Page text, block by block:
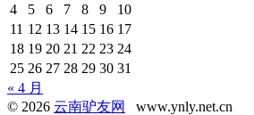
4
5 6 7 8 9
10
11 12 13 14 15 16 17
18 19 20 21 22 23 24
25 26 27 28 29 30 31
« 4 月
© 2026 云南驴友网
www.ynly.net.cn